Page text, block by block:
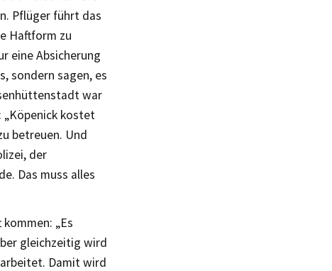
Pflüger führt das
Haftform zu
eine Absicherung
sondern sagen, es
war
„Köpenick kostet
betreuen. Und
der
Das muss alles
„Es
gleichzeitig wird
Damit wird